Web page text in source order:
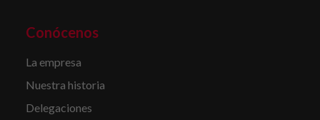
Conócenos
La empresa
Nuestra historia
Delegaciones